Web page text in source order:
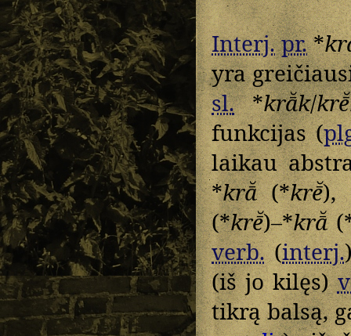
Interj. pr.*
yra
sl.*krā̆k/
funkcijas (
laikau
*krā̆(*krē̆),
(*krē̆)–*krā̆
verb.(interj.
(iš jo kilęs)
tikrą balsą,